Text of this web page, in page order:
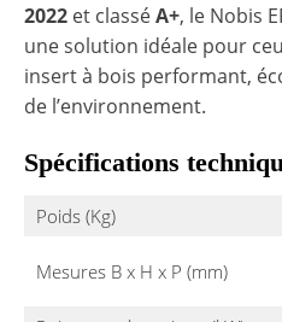
2022 et classéA+, le Nobis
une solution idéale pour
insert à bois performant,
de l’environnement.
Spécifications
Poids (Kg)
Mesures B x H x P (mm)